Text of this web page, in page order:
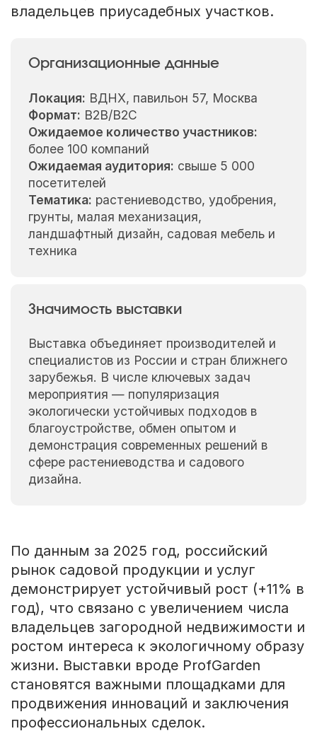
владельцев приусадебных участков.
Организационные данные
Локация: ВДНХ, павильон 57, Москва
Формат: B2B/B2C
Ожидаемое количество участников:
более 100 компаний
Ожидаемая аудитория: свыше 5 000
посетителей
Тематика: растениеводство, удобрения,
грунты, малая механизация,
ландшафтный дизайн, садовая мебель и
техника
Значимость выставки
Выставка объединяет производителей и
специалистов из России и стран ближнего
зарубежья. В числе ключевых задач
мероприятия — популяризация
экологически устойчивых подходов в
благоустройстве, обмен опытом и
демонстрация современных решений в
сфере растениеводства и садового
дизайна.
По данным за 2025 год, российский
рынок садовой продукции и услуг
демонстрирует устойчивый рост (+11% в
год), что связано с увеличением числа
владельцев загородной недвижимости и
ростом интереса к экологичному образу
жизни. Выставки вроде ProfGarden
становятся важными площадками для
продвижения инноваций и заключения
профессиональных сделок.